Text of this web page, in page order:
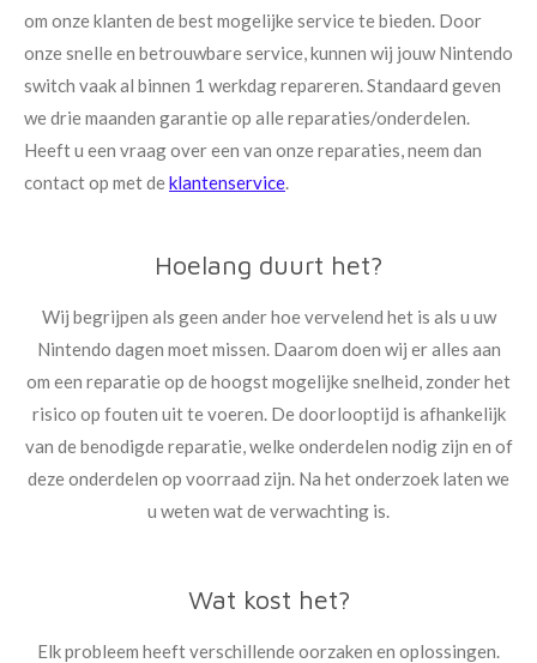
om onze klanten de best mogelijke service te bieden. Door
onze snelle en betrouwbare service, kunnen wij jouw Nintendo
switch vaak al binnen 1 werkdagrepareren. Standaard geven
we drie maanden garantie op alle reparaties/onderdelen.
Heeft u een vraag over een van onze reparaties, neem dan
contact op met deklantenservice.
Hoelang duurt het?
Wij begrijpen als geen ander hoe vervelend het is als u uw
Nintendo dagen moet missen. Daarom doen wij er alles aan
om een reparatie op de hoogst mogelijke snelheid, zonder het
risico op fouten uit te voeren. De doorlooptijd is afhankelijk
van de benodigde reparatie, welke onderdelen nodig zijn en of
deze onderdelen op voorraad zijn. Na het onderzoek laten we
u weten wat de verwachting is.
Wat kost het?
Elk probleem heeft verschillende oorzaken en oplossingen.